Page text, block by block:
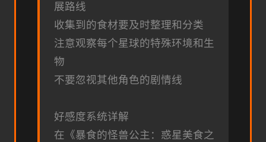
展路线
收集到的食材要及时整理和分类
注意观察每个星球的特殊环境和生
物
不要忽视其他角色的剧情线
好感度系统详解
在《暴食的怪兽公主：惑星美食之